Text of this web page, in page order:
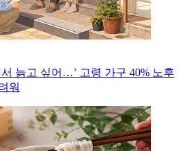
서 늙고 싶어…’ 고령 가구 40% 노후
워